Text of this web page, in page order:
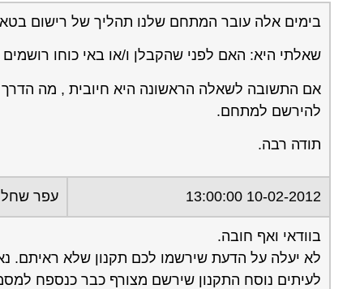
בימים אלה עובר המתחם שלנו תהליך של רישום
שאלתי היא: האם לפני שהקבלן ו/או באי כוחו
אם התשובה לשאלה הראשונה היא חיובית , מה הדרך
להירשם למתחם.
תודה רבה.
10-02-2012 13:00:00 עפר שחל
בוודאי ואף חובה.
לא יעלה על הדעת שירשמו לכם תקנון שלא ראיתם.
לעיתים נוסח התקנון שירשם מצורף כבר כנספח